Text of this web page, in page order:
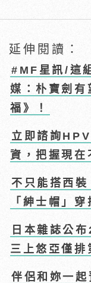
延伸閱讀：
#MF星訊/這
媒：朴寶劍有
福》！
立即諮詢
資，把握現在
不只能搭西
「紳士帽」穿
日本雜誌公
三上悠亞僅排
伴侶和妳一